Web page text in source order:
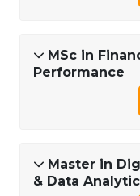
MSc in
Performance
Master in
& Data